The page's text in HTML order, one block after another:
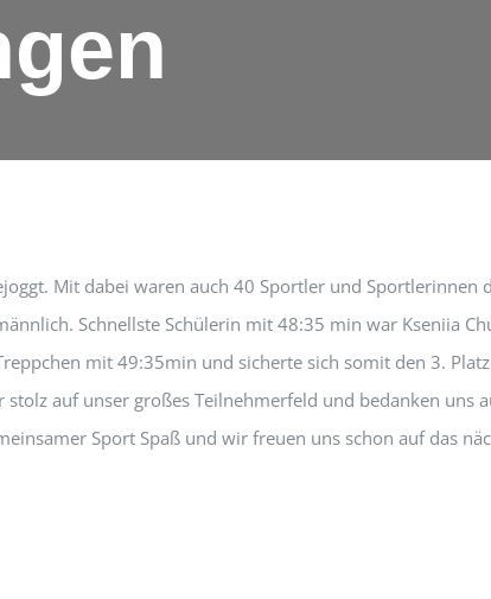
Mit dabei waren auch 40 Sportler und Sportlerinnen
Schnellste Schülerin mit 48:35 min war Kseniia
mit 49:35min und sicherte sich somit den 3.
auf unser großes Teilnehmerfeld und bedanken uns
Sport Spaß und wir freuen uns schon auf das